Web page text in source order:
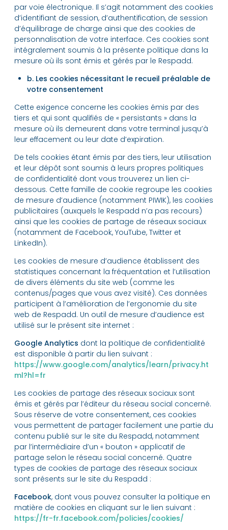
par voie électronique. Il s’agit notamment des cookies
d’identifiant de session, d’authentification, de session
d’équilibrage de charge ainsi que des cookies de
personnalisation de votre interface. Ces cookies sont
intégralement soumis à la présente politique dans la
mesure où ils sont émis et gérés par le Respadd.
b. Les cookies nécessitant le recueil préalable de
votre consentement
Cette exigence concerne les cookies émis par des
tiers et qui sont qualifiés de « persistants » dans la
mesure où ils demeurent dans votre terminal jusqu’à
leur effacement ou leur date d’expiration.
De tels cookies étant émis par des tiers, leur utilisation
et leur dépôt sont soumis à leurs propres politiques
de confidentialité dont vous trouverez un lien ci-
dessous. Cette famille de cookie regroupe les cookies
de mesure d’audience (notamment PIWIK), les cookies
publicitaires (auxquels le Respadd n’a pas recours)
ainsi que les cookies de partage de réseaux sociaux
(notamment de Facebook, YouTube, Twitter et
LinkedIn).
Les cookies de mesure d’audience établissent des
statistiques concernant la fréquentation et l’utilisation
de divers éléments du site web (comme les
contenus/pages que vous avez visité). Ces données
participent à l’amélioration de l’ergonomie du site
web de Respadd. Un outil de mesure d’audience est
utilisé sur le présent site internet :
Google Analytics dont la politique de confidentialité
est disponible à partir du lien suivant :
https://www.google.com/analytics/learn/privacy.ht
ml?hl=fr
Les cookies de partage des réseaux sociaux sont
émis et gérés par l’éditeur du réseau social concerné.
Sous réserve de votre consentement, ces cookies
vous permettent de partager facilement une partie du
contenu publié sur le site du Respadd, notamment
par l’intermédiaire d’un « bouton » applicatif de
partage selon le réseau social concerné. Quatre
types de cookies de partage des réseaux sociaux
sont présents sur le site du Respadd :
Facebook, dont vous pouvez consulter la politique en
matière de cookies en cliquant sur le lien suivant :
https://fr-fr.facebook.com/policies/cookies/